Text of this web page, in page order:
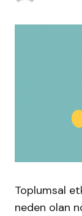
Toplumsal
neden olan